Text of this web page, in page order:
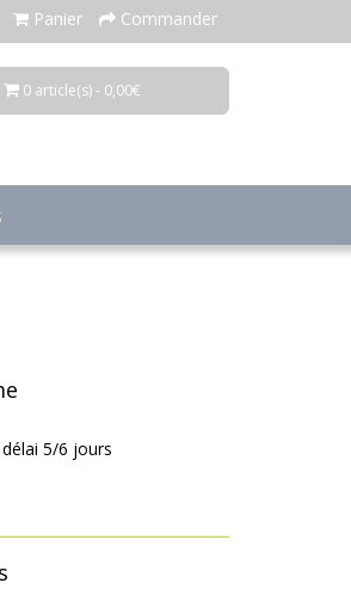
Panier Commander
0 article(s) - 0,00€
5/6 jours